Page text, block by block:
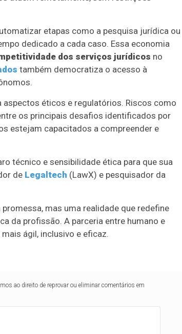
etapas como a pesquisa jurídica ou
dedicado a cada caso. Essa economia
dos serviços jurídicos no
também democratiza o acesso à
aspectos éticos e regulatórios. Riscos como
os principais desafios identificados por
estejam capacitados a compreender e
técnico e sensibilidade ética para que sua
de Legaltech (LawX) e pesquisador da
promessa, mas uma realidade que redefine
da profissão. A parceria entre humano e
ágil, inclusivo e eficaz.
ao direito de reprovar ou eliminar comentários em